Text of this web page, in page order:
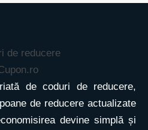
de coduri de reducere,
de reducere actualizate
devine simplă și